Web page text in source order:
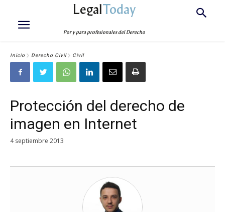
LegalToday
Por y para profesionales del Derecho
Inicio Derecho Civil Civil
Protección del derecho de
imagen en Internet
4 septiembre 2013